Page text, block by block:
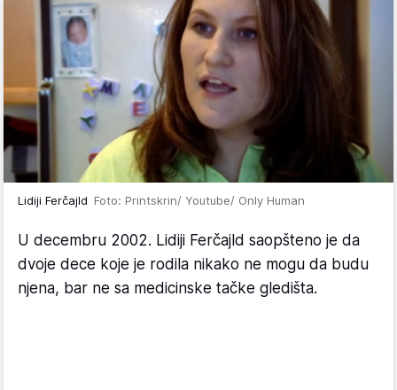
Lidiji Ferčajld Foto: Printskrin/ Youtube/ Only Human
U decembru 2002. Lidiji Ferčajld saopšteno je da
dvoje dece koje je rodila nikako ne mogu da budu
njena, bar ne sa medicinske tačke gledišta.